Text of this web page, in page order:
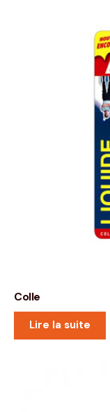
Colle
Lire la suite